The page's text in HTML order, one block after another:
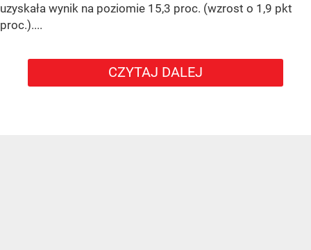
uzyskała wynik na poziomie 15,3 proc. (wzrost o 1,9 pkt
proc.)....
CZYTAJ DALEJ